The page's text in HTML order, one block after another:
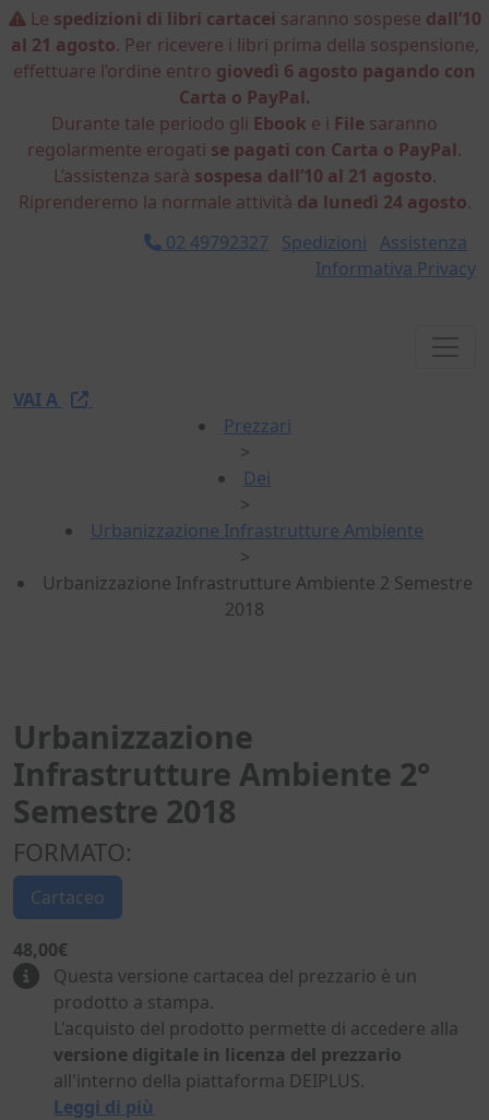
Le spedizioni di libri cartacei saranno sospese dall’10
al 21 agosto. Per ricevere i libri prima della sospensione,
effettuare l’ordine entro giovedì 6 agosto pagando con
Carta o PayPal.
Durante tale periodo gli Ebook e i File saranno
regolarmente erogati se pagati con Carta o PayPal.
L’assistenza sarà sospesa dall’10 al 21 agosto.
Riprenderemo la normale attività da lunedì 24 agosto.
02 49792327
Spedizioni Assistenza
Informativa Privacy
VAI A
Prezzari
>
Dei
>
Urbanizzazione Infrastrutture Ambiente
>
Urbanizzazione Infrastrutture Ambiente 2 Semestre
2018
Urbanizzazione
Infrastrutture Ambiente 2°
Semestre 2018
FORMATO:
Cartaceo
48,00€
Questa versione cartacea del prezzario è un
prodotto a stampa.
L'acquisto del prodotto permette di accedere alla
versione digitale in licenza del prezzario
all'interno della piattaforma DEIPLUS.
Leggi di più